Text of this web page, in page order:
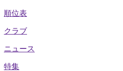
順位表
クラブ
ニュース
特集